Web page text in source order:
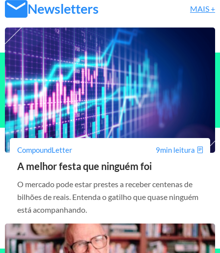
Newsletters MAIS +
CompoundLetter 9min leitura
A melhor festa que ninguém foi
O mercado pode estar prestes a receber centenas de
bilhões de reais. Entenda o gatilho que quase ninguém
está acompanhando.